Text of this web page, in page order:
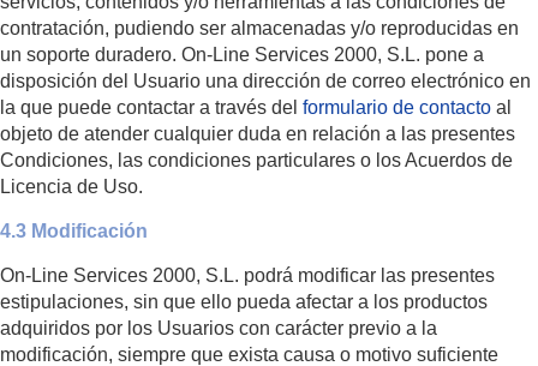
contratación, pudiendo ser almacenadas y/o reproducidas en
un soporte duradero. On-Line Services 2000, S.L. pone a
disposición del Usuario una dirección de correo electrónico en
la que puede contactar a través del formulario de contacto al
objeto de atender cualquier duda en relación a las presentes
Condiciones, las condiciones particulares o los Acuerdos de
Licencia de Uso.
4.3 Modificación
On-Line Services 2000, S.L. podrá modificar las presentes
estipulaciones, sin que ello pueda afectar a los productos
adquiridos por los Usuarios con carácter previo a la
modificación, siempre que exista causa o motivo suficiente